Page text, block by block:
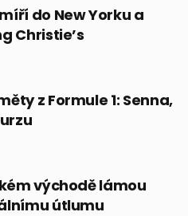
do New Yorku a
Christie’s
z Formule 1: Senna,
východě lámou
útlumu